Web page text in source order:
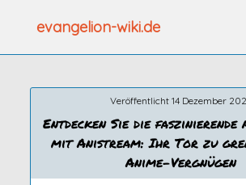
evangelion-wiki.de
Veröffentlicht 14 Dezember
Entdecken Sie die
mit Anistream: Ihr Tor zu
Anime-Vergnügen